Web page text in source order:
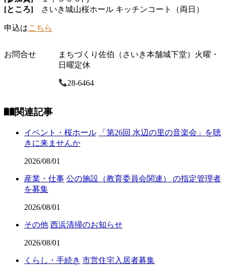
[ところ]
さいき城山桜ホール キッチンコート（両日）
申込はこちら
お問合せ
まちづくり佐伯（さいき本舗城下堂）火曜・
日曜定休
28-6464
関連記事
イベント・桜ホール
「第26回 水辺の里の音楽会」を聴
きに来ませんか
2026/08/01
産業・仕事 公の施設（教育委員会関連） の指定管理者
を募集
2026/08/01
その他 西浜清掃のお知らせ
2026/08/01
くらし・手続き 市営住宅入居者募集